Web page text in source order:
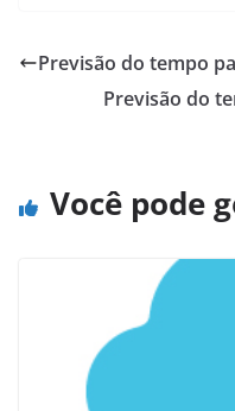
Previsão do tempo
Previsão do
Você pode